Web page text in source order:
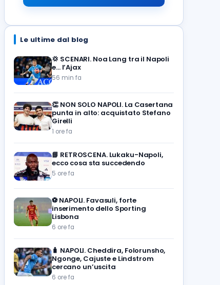
Le ultime dal blog
💢 SCENARI. Noa Lang tra il Napoli
e… l’Ajax
56 min fa
👏 NON SOLO NAPOLI. La Casertana
punta in alto: acquistato Stefano
Girelli
1 ore fa
📘 RETROSCENA. Lukaku-Napoli,
ecco cosa sta succedendo
5 ore fa
⚽️ NAPOLI. Favasuli, forte
inserimento dello Sporting
Lisbona
6 ore fa
🧳 NAPOLI. Cheddira, Folorunsho,
Ngonge, Cajuste e Lindstrom
cercano un’uscita
6 ore fa